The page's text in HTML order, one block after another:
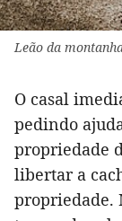
Leão da
O casal
pedindo
propriedade
libertar a
propriedade.